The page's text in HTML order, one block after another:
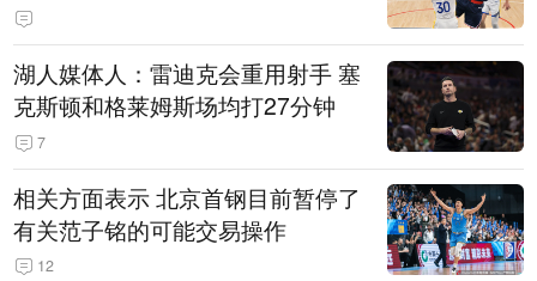
湖人媒体人：雷迪克会重用射手 塞
克斯顿和格莱姆斯场均打27分钟
7
相关方面表示 北京首钢目前暂停了
有关范子铭的可能交易操作
12